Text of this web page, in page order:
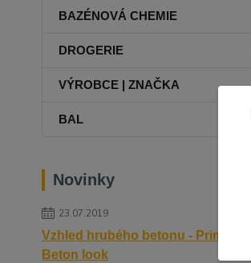
BAZÉNOVÁ CHEMIE
DROGERIE
VÝROBCE | ZNAČKA
BAL
Novinky
23.07.2019
Vzhled hrubého betonu - Primalex
Beton look